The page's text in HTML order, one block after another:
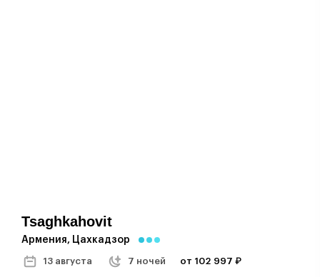
Tsaghkahovit
Армения, Цахкадзор
13 августа 7 ночей от 102 997 ₽